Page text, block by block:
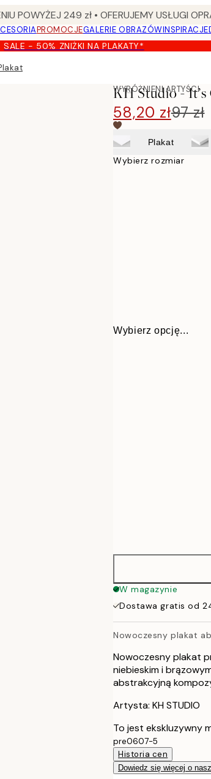
POWYŻEJ 249 zł • OFERUJEMY USŁUGI
PROMOCJEGALERIE OBRAZÓWINSPIRACJE
SALE - 50% ZNIŻKI NA PLAKATY*
WYRÓŻNIENI ARTYŚCI
KH Studio -
58,20 zł97 zł
Plakat
Wybierz rozmiar
Wybierz opcję...
W magazynie
Dostawa gratis od
Nowoczesny plakat
Nowoczesny plakat
niebieskim i
abstrakcyjną
Artysta: KH STUDIO
To jest ekskluzywny
pre0607-5
Historia cen
Dowiedz się więcej o